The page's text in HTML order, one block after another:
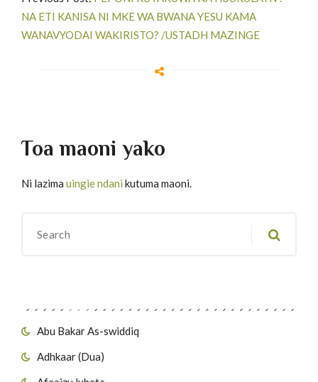
Abu Bakar As-swiddiq
Adhkaar (Dua)
NA ETI KANISA NI MKE WA BWANA YESU KAMA
WANAVYODAI WAKIRISTO? /USTADH MAZINGE
Toa maoni yako
Ni lazima uingie ndani kutuma maoni.